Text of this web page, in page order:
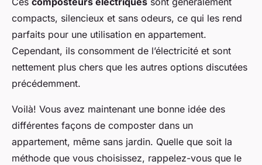
compacts, silencieux et sans odeurs, ce qui les rend
parfaits pour une utilisation en appartement.
Cependant, ils consomment de l’électricité et sont
nettement plus chers que les autres options discutées
précédemment.
Voilà! Vous avez maintenant une bonne idée des
différentes façons de composter dans un
appartement, même sans jardin. Quelle que soit la
méthode que vous choisissez, rappelez-vous que le